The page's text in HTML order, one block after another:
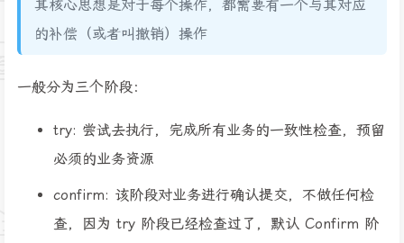
其核心思想是对于每个操作，都需要有一个与其对应
的补偿（或者叫撤销）操作
一般分为三个阶段：
try: 尝试去执行，完成所有业务的一致性检查，预留
必须的业务资源
confirm: 该阶段对业务进行确认提交，不做任何检
查，因为 try 阶段已经检查过了，默认 Confirm 阶